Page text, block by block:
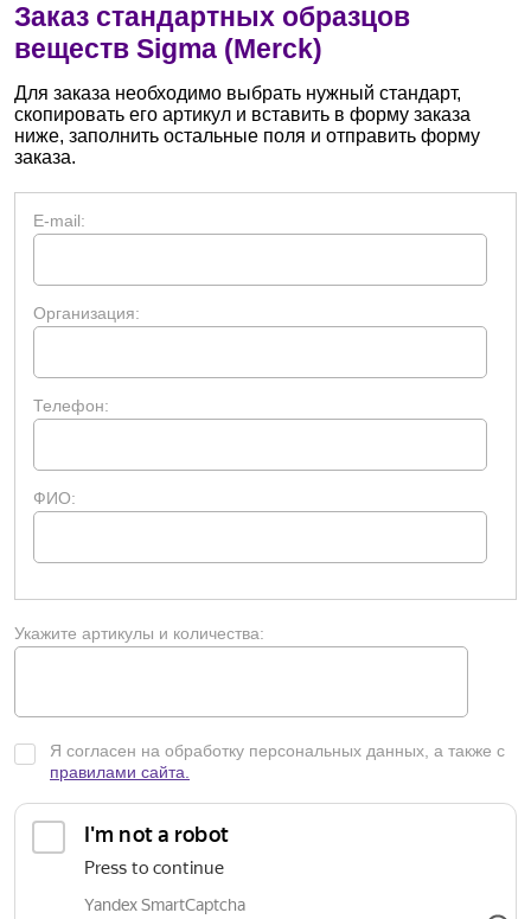
Заказ стандартных образцов
веществ Sigma (Merck)
Для заказа необходимо выбрать нужный стандарт,
скопировать его артикул и вставить в форму заказа
ниже, заполнить остальные поля и отправить форму
заказа.
E-mail:
Организация:
Телефон:
ФИО:
Укажите артикулы и количества:
Я согласен на обработку персональных данных, а также с
правилами сайта.